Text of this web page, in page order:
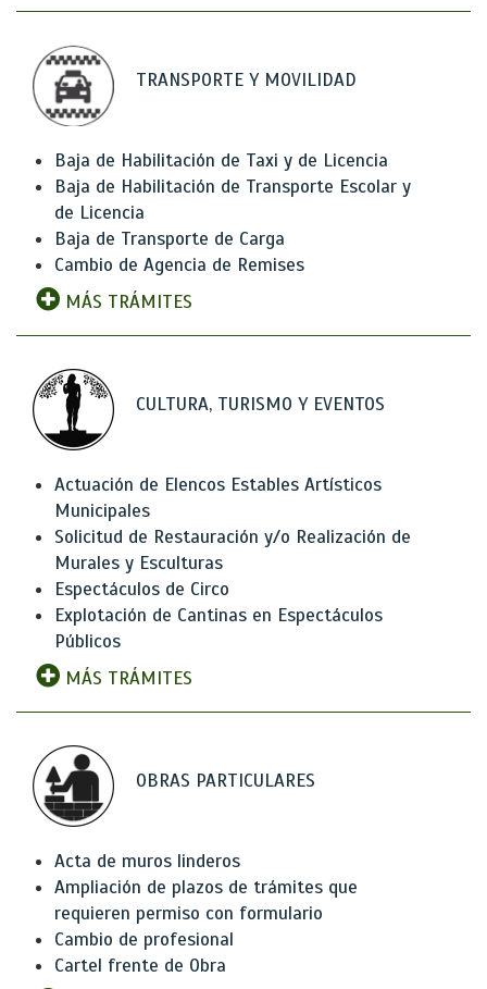
TRANSPORTE Y MOVILIDAD
Baja de Habilitación de Taxi y de Licencia
Baja de Habilitación de Transporte Escolar y
de Licencia
Baja de Transporte de Carga
Cambio de Agencia de Remises
MÁS TRÁMITES
CULTURA, TURISMO Y EVENTOS
Actuación de Elencos Estables Artísticos
Municipales
Solicitud de Restauración y/o Realización de
Murales y Esculturas
Espectáculos de Circo
Explotación de Cantinas en Espectáculos
Públicos
MÁS TRÁMITES
OBRAS PARTICULARES
Acta de muros linderos
Ampliación de plazos de trámites que
requieren permiso con formulario
Cambio de profesional
Cartel frente de Obra